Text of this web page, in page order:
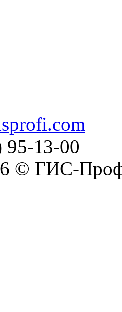
95-13-00
© ГИС-